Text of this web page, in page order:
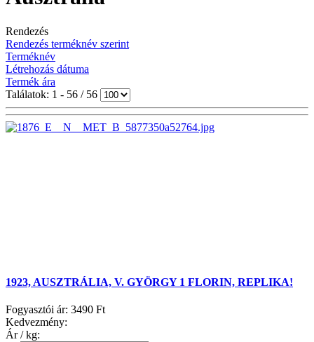
Rendezés
Rendezés terméknév szerint
Terméknév
Létrehozás dátuma
Termék ára
Találatok: 1 - 56 / 56
1923, AUSZTRÁLIA, V. GYÖRGY 1 FLORIN, REPLIKA!
Fogyasztói ár: 3490 Ft
Kedvezmény:
Ár / kg: